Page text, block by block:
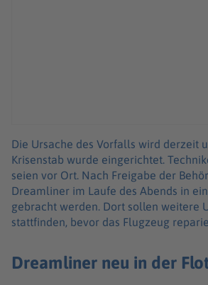
Die Ursache des Vorfalls wird derzeit
Krisenstab wurde eingerichtet.
seien vor Ort. Nach Freigabe der
Dreamliner im Laufe des Abends in
gebracht werden. Dort sollen weitere
stattfinden, bevor das Flugzeug
Dreamliner neu in der